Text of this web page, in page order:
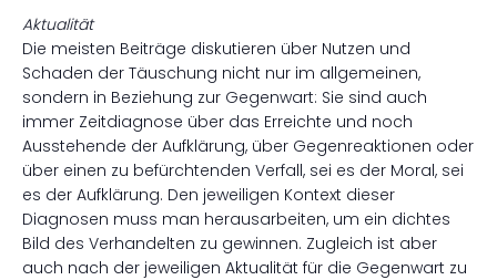
Aktualität
Die meisten Beiträge diskutieren über Nutzen und
Schaden der Täuschung nicht nur im allgemeinen,
sondern in Beziehung zur Gegenwart: Sie sind auch
immer Zeitdiagnose über das Erreichte und noch
Ausstehende der Aufklärung, über Gegenreaktionen oder
über einen zu befürchtenden Verfall, sei es der Moral, sei
es der Aufklärung. Den jeweiligen Kontext dieser
Diagnosen muss man herausarbeiten, um ein dichtes
Bild des Verhandelten zu gewinnen. Zugleich ist aber
auch nach der jeweiligen Aktualität für die Gegenwart zu